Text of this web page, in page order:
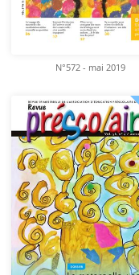
N°572 - mai 2019